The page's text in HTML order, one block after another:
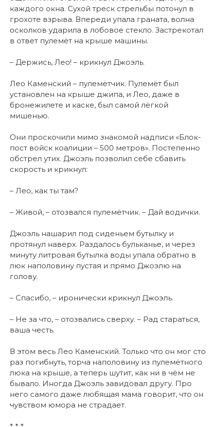
каждого окна. Сухой треск стрельбы потонул в
грохоте взрыва. Впереди упала граната, волна
осколков ударила в лобовое стекло. Застрекотал
в ответ пулемёт на крыше машины.
– Держись, Лео! – крикнул Джоэль.
Лео Каменский – пулемётчик. Пулемёт был
установлен на крыше джипа, и Лео, даже в
бронежилете и каске, был самой лёгкой
мишенью.
Они проскочили мимо знакомой надписи «Блок-
пост войск коалиции – 500 метров». Постепенно
обстрел утих. Джоэль позволил себе сбавить
скорость и крикнул:
– Лео, как ты там?
– Живой, – отозвался пулемётчик. – Дай водички.
Джоэль нашарил под сиденьем бутылку и
протянул наверх. Раздалось бульканье, и через
минуту литровая бутылка воды упала обратно в
люк наполовину пустая и прямо Джоэлю на
голову.
– Спасибо, – иронически крикнул Джоэль.
– Не за что, – отозвались сверху. – Рад стараться,
ваша честь.
В этом весь Лео Каменский. Только что он мог сто
раз погибнуть, торча наполовину из пулемётного
люка на крыше, а теперь шутит, как ни в чём не
бывало. Иногда Джоэль завидовал другу. Про
него самого даже любящая мама говорит, что он
чувством юмора не страдает.